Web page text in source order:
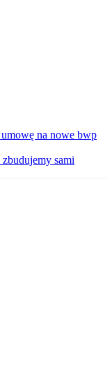
na nowe bwp
sami